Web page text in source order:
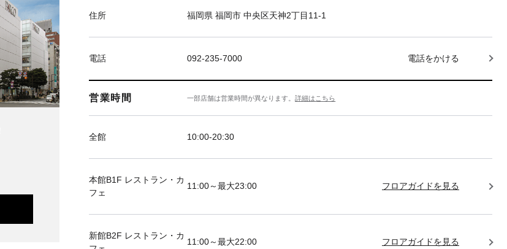
住所 福岡県 福岡市 中央区天神2丁目11-1
電話 092-235-7000 電話をかける
営業時間 一部店舗は営業時間が異なります。詳細はこちら
全館 10:00-20:30
本館B1F レストラン・カ
フェ
11:00～最大23:00 フロアガイドを見る
新館B2F レストラン・カ
11:00～最大22:00 フロアガイドを見る